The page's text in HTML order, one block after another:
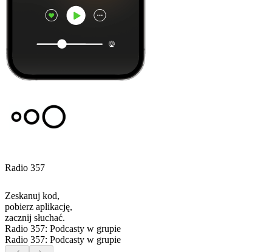
Radio 357
Zeskanuj kod,
pobierz aplikację,
zacznij słuchać.
Radio 357: Podcasty w grupie
Radio 357: Podcasty w grupie